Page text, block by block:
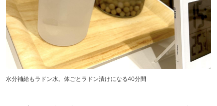
水分補給もラドン水。体ごとラドン漬けになる40分間